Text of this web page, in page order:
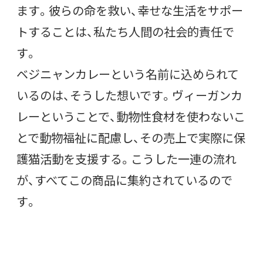
ます。彼らの命を救い、幸せな生活をサポー
トすることは、私たち人間の社会的責任で
す。
ベジニャンカレーという名前に込められて
いるのは、そうした想いです。ヴィーガンカ
レーということで、動物性食材を使わないこ
とで動物福祉に配慮し、その売上で実際に保
護猫活動を支援する。こうした一連の流れ
が、すべてこの商品に集約されているので
す。